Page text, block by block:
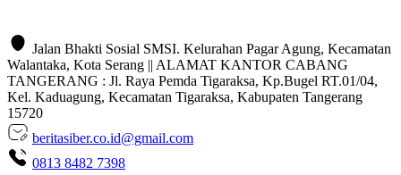
Jalan Bhakti Sosial SMSI. Kelurahan Pagar Agung, Kecamatan
Walantaka, Kota Serang || ALAMAT KANTOR CABANG
TANGERANG : Jl. Raya Pemda Tigaraksa, Kp.Bugel RT.01/04,
Kel. Kaduagung, Kecamatan Tigaraksa, Kabupaten Tangerang
15720
beritasiber.co.id@gmail.com
0813 8482 7398